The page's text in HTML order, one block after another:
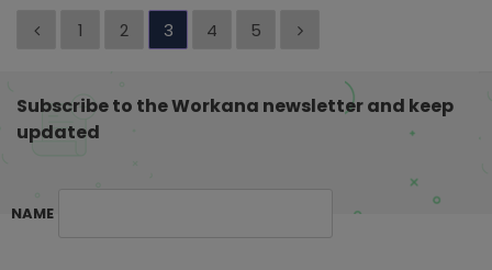
i
n
c
1 2 3 4 5
Subscribe to the Workana newsletter and keep
updated
NAME